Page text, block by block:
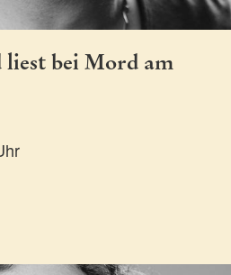
liest bei Mord am